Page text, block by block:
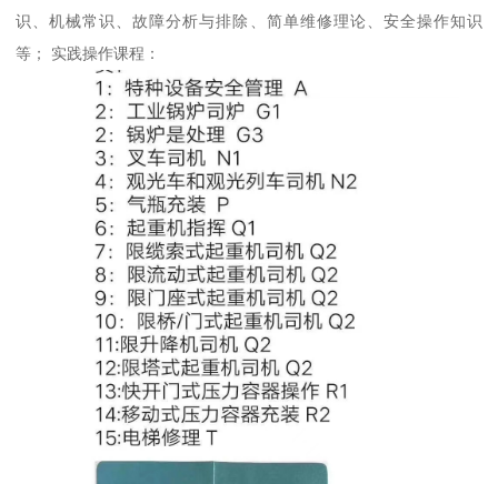
识、机械常识、故障分析与排除、简单维修理论、安全操作知识
等； 实践操作课程：